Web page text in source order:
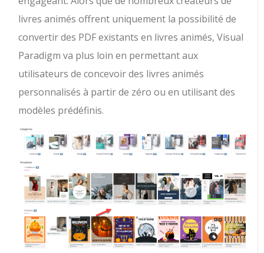
livres animés offrent uniquement la possibilité de
convertir des PDF existants en livres animés, Visual
Paradigm va plus loin en permettant aux
utilisateurs de concevoir des livres animés
personnalisés à partir de zéro ou en utilisant des
modèles prédéfinis.